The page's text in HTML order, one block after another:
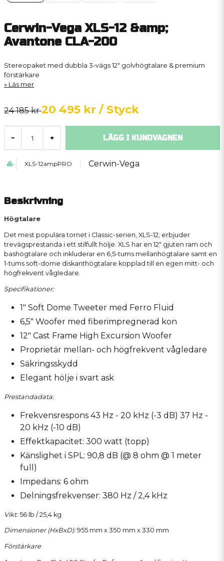
Cerwin-Vega XLS-12 &amp;
Avantone CLA-200
Stereopaket med dubbla 3-vägs 12" golvhögtalare & premium
förstärkare
Läs mer
24 185 kr20 495 kr / Styck
- + LÄGG I KUNDVAGNEN
XLS-12ampPRO Cerwin-Vega
Beskrivning
Högtalare
Det mest populära tornet i Classic-serien, XLS-12, erbjuder
trevägsprestanda i ett stilfullt hölje. XLS har en 12" gjuten ram och
bashögtalare och inkluderar en 6,5-tums mellanhögtalare samt en
1-tums soft-dome diskanthögtalare kopplad till en egen mitt- och
högfrekvent vågledare.
Specifikationer:
1" Soft Dome Tweeter med Ferro Fluid
6,5" Woofer med fiberimpregnerad kon
12" Cast Frame High Excursion Woofer
Proprietär mellan- och högfrekvent vågledare
Säkringsskydd
Elegant hölje i svart ask
Prestandadata:
Frekvensrespons 43 Hz - 20 kHz (-3 dB) 37 Hz -
20 kHz (-10 dB)
Effektkapacitet: 300 watt (topp)
Känslighet i SPL: 90,8 dB (@ 8 ohm @ 1 meter
full)
Impedans: 6 ohm
Delningsfrekvenser: 380 Hz / 2,4 kHz
Vikt:56 lb / 25,4 kg
Dimensioner (HxBxD):955 mm x 350 mm x 330 mm
Förstärkare